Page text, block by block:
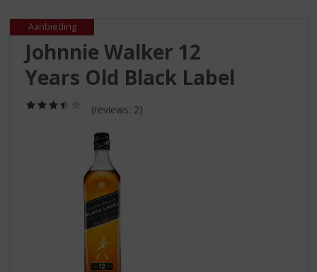
p
Aanbieding
Johnnie Walker 12
Years Old Black Label
/
(reviews: 2)